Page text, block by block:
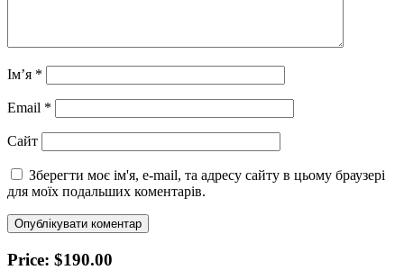
Ім’я *
Email *
Сайт
Зберегти моє ім'я, e-mail, та адресу сайту в цьому браузері
для моїх подальших коментарів.
Price: $190.00